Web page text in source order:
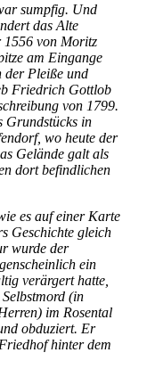
sumpfig. Und
das Alte
1556 von Moritz
am Eingange
der Pleiße und
Friedrich Gottlob
von 1799.
Grundstücks in
wo heute der
Gelände galt als
dort befindlichen
es auf einer Karte
Geschichte gleich
wurde der
ein
verärgert hatte,
(in
im Rosental
obduziert. Er
hinter dem